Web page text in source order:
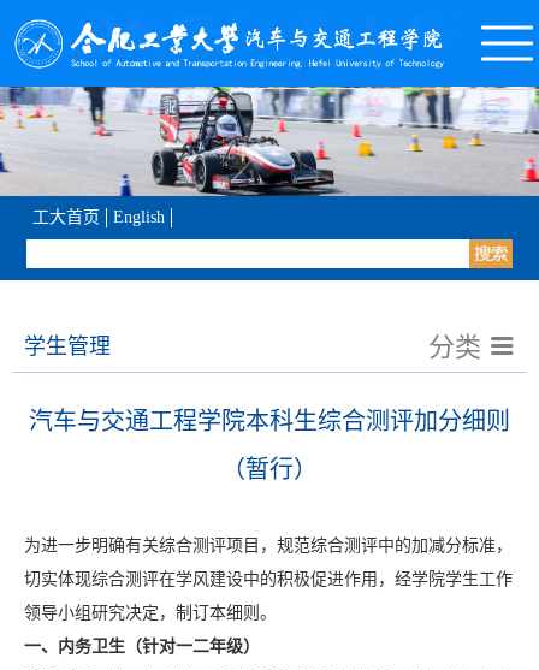
工大首页 English
学生管理 分类
汽车与交通工程学院本科生综合测评加分细则
（暂行）
为进一步明确有关综合测评项目，规范综合测评中的加减分标准，
切实体现综合测评在学风建设中的积极促进作用，经学院学生工作
领导小组研究决定，制订本细则。
一、内务卫生（针对一二年级）